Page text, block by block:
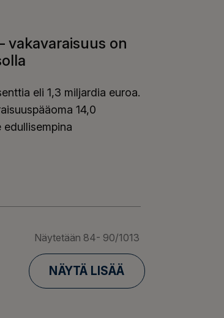
vakavaraisuus on
eli 1,3 miljardia euroa.
14,0
on vahva ja
Näytetään 84- 90/1013
NÄYTÄ LISÄÄ